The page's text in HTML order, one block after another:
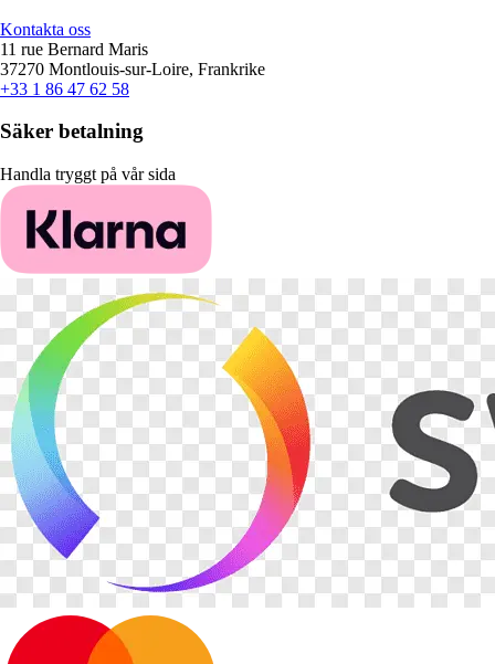
Kontakta oss
11 rue Bernard Maris
37270 Montlouis-sur-Loire, Frankrike
+33 1 86 47 62 58
Säker betalning
Handla tryggt på vår sida